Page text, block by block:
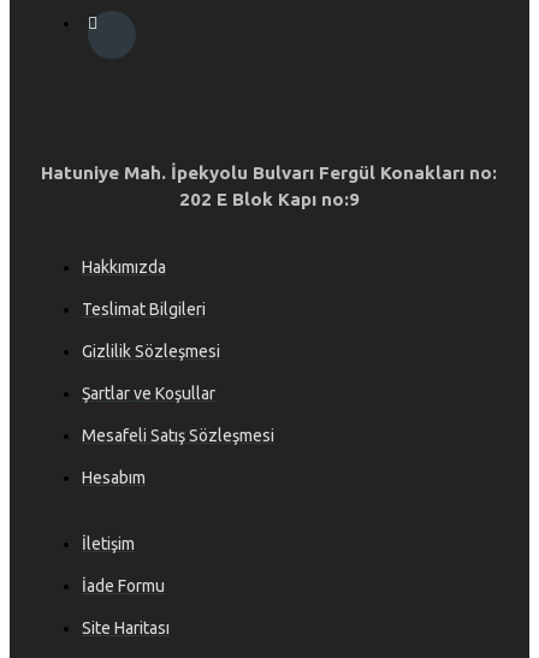
Hatuniye Mah. İpekyolu Bulvarı Fergül Konakları no:
202 E Blok Kapı no:9
Hakkımızda
Teslimat Bilgileri
Gizlilik Sözleşmesi
Şartlar ve Koşullar
Mesafeli Satış Sözleşmesi
Hesabım
İletişim
İade Formu
Site Haritası